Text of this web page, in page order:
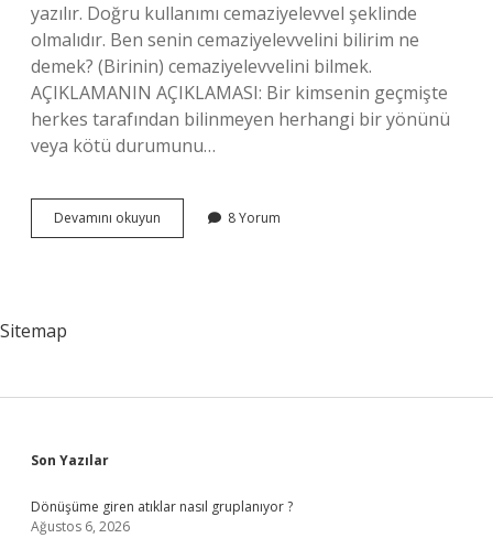
yazılır. Doğru kullanımı cemaziyelevvel şeklinde
olmalıdır. Ben senin cemaziyelevvelini bilirim ne
demek? (Birinin) cemaziyelevvelini bilmek.
AÇIKLAMANIN AÇIKLAMASI: Bir kimsenin geçmişte
herkes tarafından bilinmeyen herhangi bir yönünü
veya kötü durumunu…
Devamını okuyun Cemaziyelevvel
Deyiminin
8 Yorum
Sitemap
Sidebar
Son Yazılar
Dönüşüme giren atıklar nasıl gruplanıyor ?
Ağustos 6, 2026